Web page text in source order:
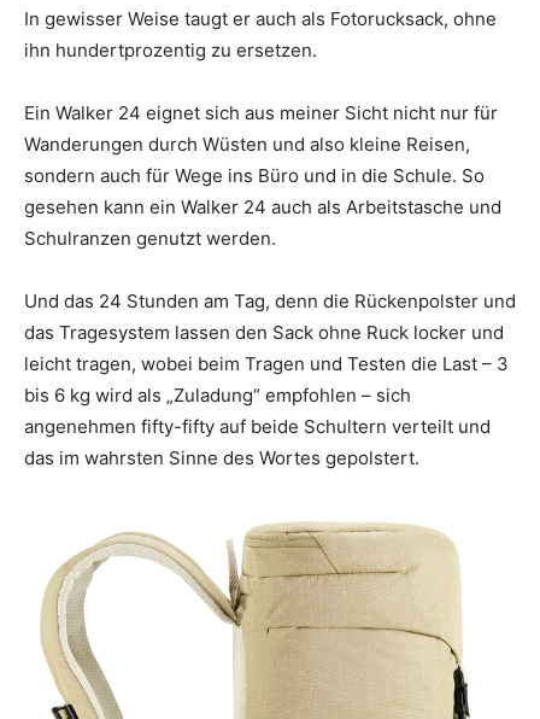
In gewisser Weise taugt er auch als Fotorucksack, ohne
ihn hundertprozentig zu ersetzen.
Ein Walker 24 eignet sich aus meiner Sicht nicht nur für
Wanderungen durch Wüsten und also kleine Reisen,
sondern auch für Wege ins Büro und in die Schule. So
gesehen kann ein Walker 24 auch als Arbeitstasche und
Schulranzen genutzt werden.
Und das 24 Stunden am Tag, denn die Rückenpolster und
das Tragesystem lassen den Sack ohne Ruck locker und
leicht tragen, wobei beim Tragen und Testen die Last – 3
bis 6 kg wird als „Zuladung“ empfohlen – sich
angenehmen fifty-fifty auf beide Schultern verteilt und
das im wahrsten Sinne des Wortes gepolstert.